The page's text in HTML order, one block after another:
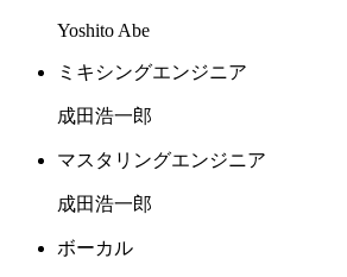
Yoshito Abe
ミキシングエンジニア
成田浩一郎
マスタリングエンジニア
成田浩一郎
ボーカル